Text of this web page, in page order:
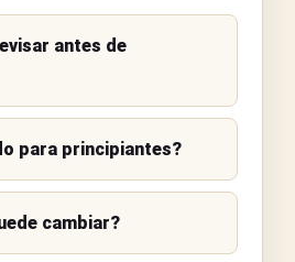
antes de
para principiantes?
cambiar?